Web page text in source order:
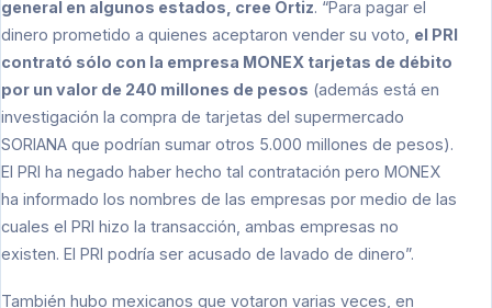
general en algunos estados, cree Ortiz. “Para pagar el
dinero prometido a quienes aceptaron vender su voto, el PRI
contrató sólo con la empresa MONEX tarjetas de débito
por un valor de 240 millones de pesos (además está en
investigación la compra de tarjetas del supermercado
SORIANA que podrían sumar otros 5.000 millones de pesos).
El PRI ha negado haber hecho tal contratación pero MONEX
ha informado los nombres de las empresas por medio de las
cuales el PRI hizo la transacción, ambas empresas no
existen. El PRI podría ser acusado de lavado de dinero”.
También hubo mexicanos que votaron varias veces, en